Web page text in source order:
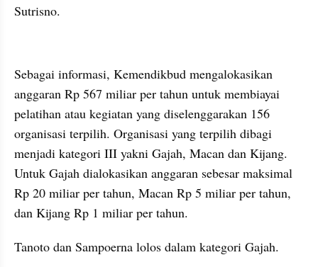
Sutrisno.
Sebagai informasi, Kemendikbud mengalokasikan
anggaran Rp 567 miliar per tahun untuk membiayai
pelatihan atau kegiatan yang diselenggarakan 156
organisasi terpilih. Organisasi yang terpilih dibagi
menjadi kategori III yakni Gajah, Macan dan Kijang.
Untuk Gajah dialokasikan anggaran sebesar maksimal
Rp 20 miliar per tahun, Macan Rp 5 miliar per tahun,
dan Kijang Rp 1 miliar per tahun.
Tanoto dan Sampoerna lolos dalam kategori Gajah.